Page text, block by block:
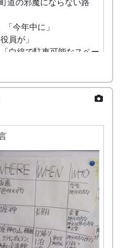
今年中に」
員が」
白線で駐車可能なスペー
場との調整が必要」
がら、こうやって具体的
くさん出していって、